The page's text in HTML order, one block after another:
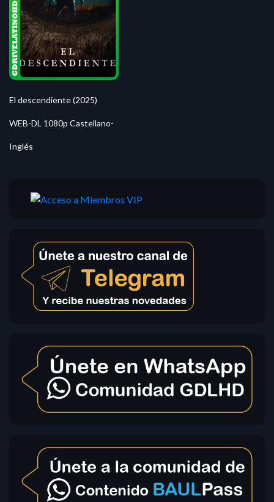
El descendiente (2025)
WEB-DL 1080p Castellano-
Inglés